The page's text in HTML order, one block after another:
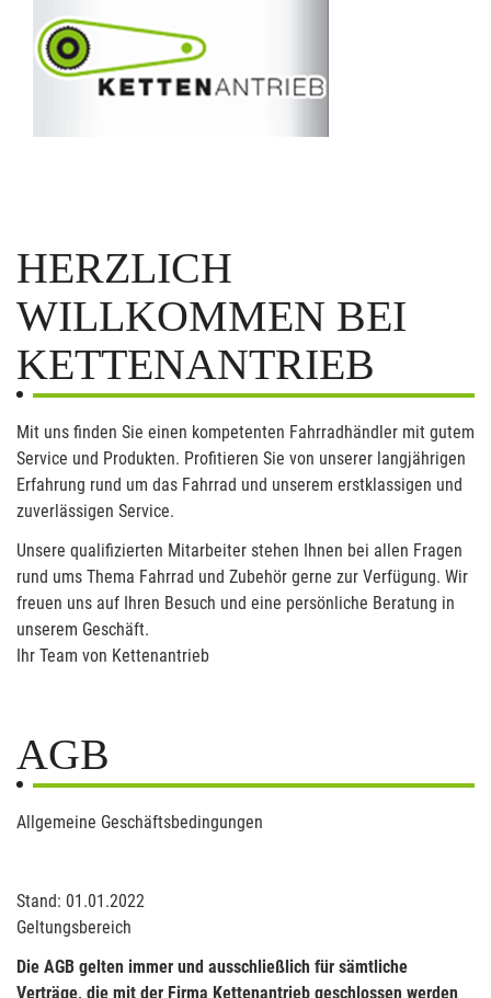
HERZLICH
WILLKOMMEN BEI
KETTENANTRIEB
Mit uns finden Sie einen kompetenten Fahrradhändler mit gutem
Service und Produkten. Profitieren Sie von unserer langjährigen
Erfahrung rund um das Fahrrad und unserem erstklassigen und
zuverlässigen Service.
Unsere qualifizierten Mitarbeiter stehen Ihnen bei allen Fragen
rund ums Thema Fahrrad und Zubehör gerne zur Verfügung. Wir
freuen uns auf Ihren Besuch und eine persönliche Beratung in
unserem Geschäft.
Ihr Team von Kettenantrieb
AGB
Allgemeine Geschäftsbedingungen
Stand: 01.01.2022
Geltungsbereich
Die AGB gelten immer und ausschließlich für sämtliche
Verträge, die mit der Firma Kettenantrieb geschlossen werden